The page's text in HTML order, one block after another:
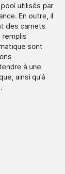
utilisés par
En outre, il
des carnets
remplis
sont
à une
ainsi qu'à